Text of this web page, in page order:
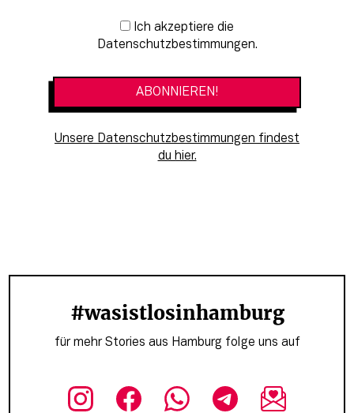
Newsletter-Anmeldung
Datenschutzbestimmungen.
Unsere Datenschutzbestimmungen findest
du hier.
#wasistlosinhamburg
für mehr Stories aus Hamburg folge uns auf